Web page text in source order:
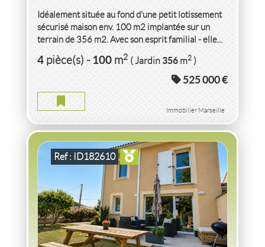
Idéalement située au fond d'une petit lotissement
sécurisé maison env. 100 m2 implantée sur un
terrain de 356 m2. Avec son esprit familial - elle...
4pièce(s)-100m2 ( Jardin356m2)
525 000 €
Immobilier Marseille
Ref : ID182610
VENTEMAISON4 CHAMBRESBUZET SUR TARN
(31660)
MAISON 4 CHAMBRES BUZET SUR TARN
5pièce(s)-100m2